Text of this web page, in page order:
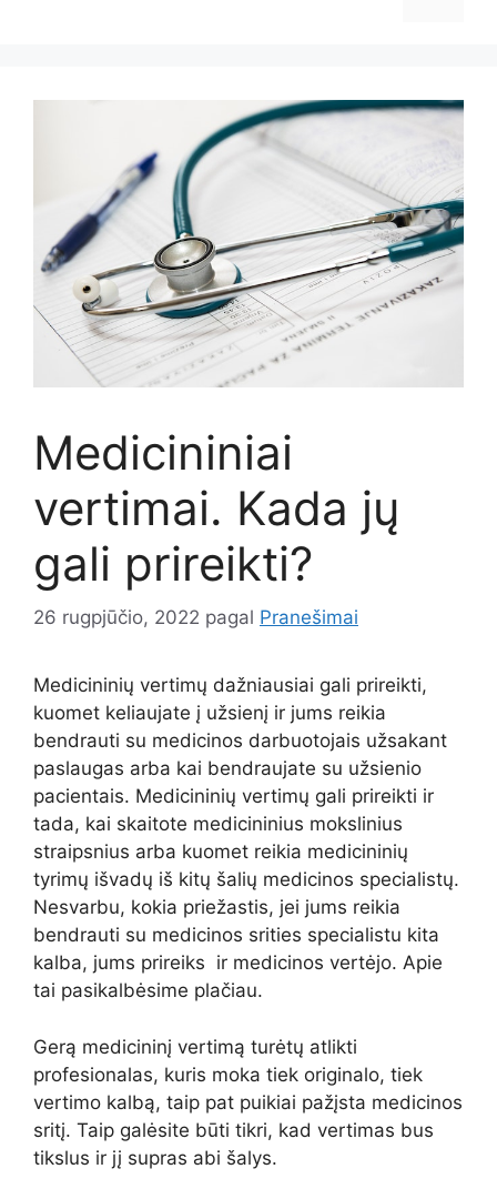
Medicininiai
vertimai. Kada jų
gali prireikti?
26 rugpjūčio, 2022 pagal Pranešimai
Medicininių vertimų dažniausiai gali prireikti,
kuomet keliaujate į užsienį ir jums reikia
bendrauti su medicinos darbuotojais užsakant
paslaugas arba kai bendraujate su užsienio
pacientais. Medicininių vertimų gali prireikti ir
tada, kai skaitote medicininius mokslinius
straipsnius arba kuomet reikia medicininių
tyrimų išvadų iš kitų šalių medicinos specialistų.
Nesvarbu, kokia priežastis, jei jums reikia
bendrauti su medicinos srities specialistu kita
kalba, jums prireiks ir medicinos vertėjo. Apie
tai pasikalbėsime plačiau.
Gerą medicininį vertimą turėtų atlikti
profesionalas, kuris moka tiek originalo, tiek
vertimo kalbą, taip pat puikiai pažįsta medicinos
sritį. Taip galėsite būti tikri, kad vertimas bus
tikslus ir jį supras abi šalys.